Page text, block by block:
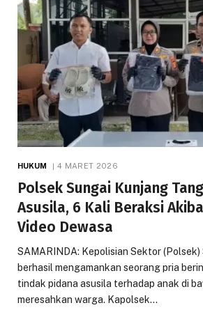
HUKUM 4 MARET 2026
Polsek Sungai Kunjang
Asusila, 6 Kali Beraksi
Video Dewasa
SAMARINDA: Kepolisian Sektor
berhasil mengamankan seorang pria
tindak pidana asusila terhadap anak di
meresahkan warga. Kapolsek…